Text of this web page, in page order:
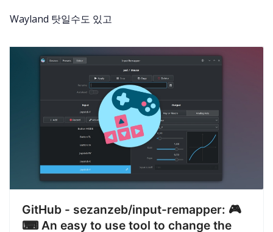
Wayland 탓일수도 있고
GitHub - sezanzeb/input-remapper: 🎮
⌨ An easy to use tool to change the